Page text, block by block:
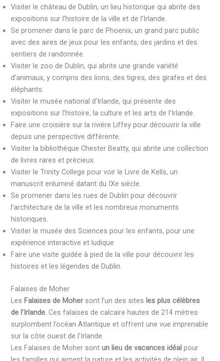
Visiter le château de Dublin, un lieu historique qui abrite des
expositions sur l’histoire de la ville et de l’Irlande.
Se promener dans le parc de Phoenix, un grand parc public
avec des aires de jeux pour les enfants, des jardins et des
sentiers de randonnée.
Visiter le zoo de Dublin, qui abrite une grande variété
d’animaux, y compris des lions, des tigres, des girafes et des
éléphants.
Visiter le musée national d’Irlande, qui présente des
expositions sur l’histoire, la culture et les arts de l’Irlande.
Faire une croisière sur la rivière Liffey pour découvrir la ville
depuis une perspective différente.
Visiter la bibliothèque Chester Beatty, qui abrite une collection
de livres rares et précieux.
Visiter le Trinity College pour voir le Livre de Kells, un
manuscrit enluminé datant du IXe siècle.
Se promener dans les rues de Dublin pour découvrir
l’architecture de la ville et les nombreux monuments
historiques.
Visiter le musée des Sciences pour les enfants, pour une
expérience interactive et ludique
Faire une visite guidée à pied de la ville pour découvrir les
histoires et les légendes de Dublin.
Falaises de Moher
Les Falaises de Moher sont l’un des sites les plus célèbres
de l’Irlande. Ces falaises de calcaire hautes de 214 mètres
surplombent l’océan Atlantique et offrent une vue imprenable
sur la côte ouest de l’Irlande.
Les Falaises de Moher sontun lieu de vacances idéalpour